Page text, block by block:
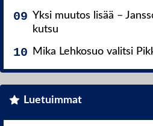
Yksi muutos lisää –
kutsu
Mika Lehkosuo valitsi
Luetuimmat